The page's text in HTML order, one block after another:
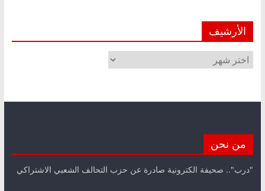
الأرشيف
الأرشيف
من نحن
"درب".. صحيفة الكترونية صادرة عن حزب التحالف الشعبي الاشتراكي